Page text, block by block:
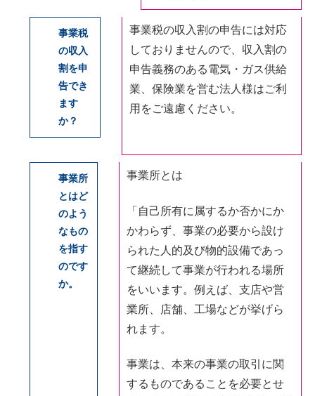
事業税
の収入
割を申
告でき
ます
か？
事業税の収入割の申告には対応
しておりませんので、収入割の
申告義務のある電気・ガス供給
業、保険業を営む法人様はご利
用をご遠慮ください。
事業所
とはど
のよう
なもの
を指す
のです
か。
事業所とは
「自己所有に属するか否かにか
かわらず、事業の必要から設け
られた人的及び物的設備であっ
て継続して事業が行われる場所
をいいます。例えば、支店や営
業所、店舗、工場などが挙げら
れます。
事業は、本来の事業の取引に関
するものであることを必要とせ